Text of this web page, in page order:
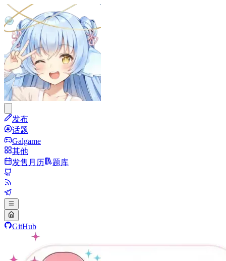
发布
话题
Galgame
其他
发售月历
题库
GitHub